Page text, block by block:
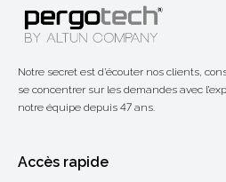
Notre secret est d’écouter nos clients,
se concentrer sur les demandes avec
notre équipe depuis 47 ans.
Accès rapide